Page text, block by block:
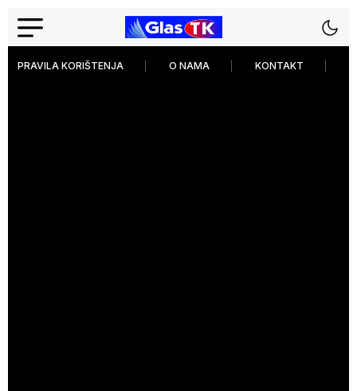
PRAVILA KORIŠTENJA O NAMA KONTAKT